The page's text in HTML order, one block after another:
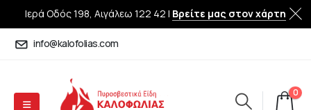
Ιερά Οδός 198, Αιγάλεω 122 42 | Βρείτε μας στον χάρτη
info@kalofolias.com
0